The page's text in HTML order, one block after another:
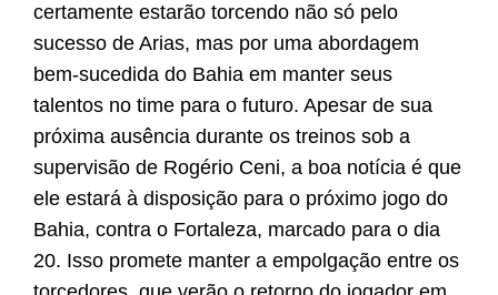
certamente estarão torcendo não só pelo
sucesso de Arias, mas por uma abordagem
bem-sucedida do Bahia em manter seus
talentos no time para o futuro. Apesar de sua
próxima ausência durante os treinos sob a
supervisão de Rogério Ceni, a boa notícia é que
ele estará à disposição para o próximo jogo do
Bahia, contra o Fortaleza, marcado para o dia
20. Isso promete manter a empolgação entre os